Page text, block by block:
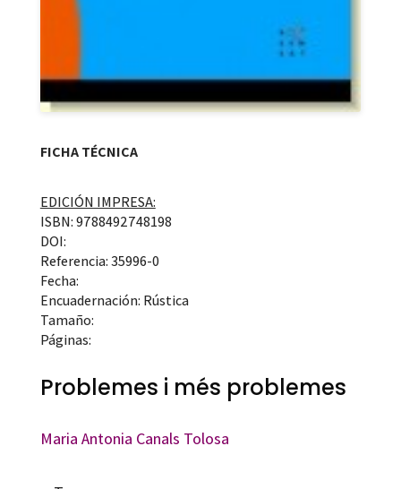
FICHA TÉCNICA
EDICIÓN IMPRESA:
ISBN: 9788492748198
DOI:
Referencia: 35996-0
Fecha:
Encuadernación: Rústica
Tamaño:
Páginas:
Problemes i més problemes
Maria Antonia Canals Tolosa